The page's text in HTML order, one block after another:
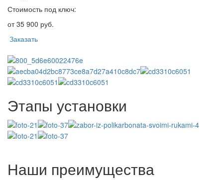
Стоимость под ключ:
от 35 900 руб.
Заказать
Этапы установки
Наши преимущества